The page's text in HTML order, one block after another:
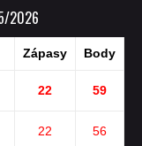
2026
Zápasy Body
22 59
22 56